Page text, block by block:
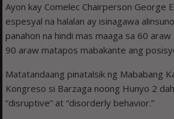
Ayon kay Comelec Chairperson George
espesyal na halalan ay isinagawa
panahon na hindi mas maaga sa 60
90 araw matapos mabakante ang
Matatandaang pinatalsik ng Mababang
Kongreso si Barzaga noong Hunyo 2
“disruptive” at “disorderly behavior.”